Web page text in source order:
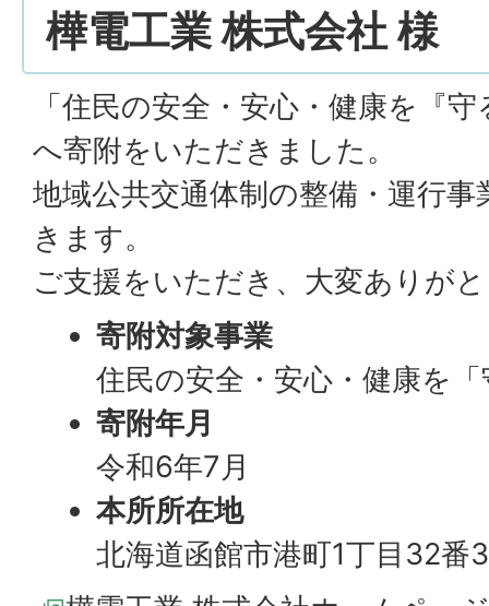
樺電工業 株式会社 様
「住民の安全・安心・健康を『
へ寄附をいただきました。
地域公共交通体制の整備・運行
きます。
ご支援をいただき、大変ありが
寄附対象事業
住民の安全・安心・健康を
寄附年月
令和6年7月
本所所在地
北海道函館市港町1丁目32番